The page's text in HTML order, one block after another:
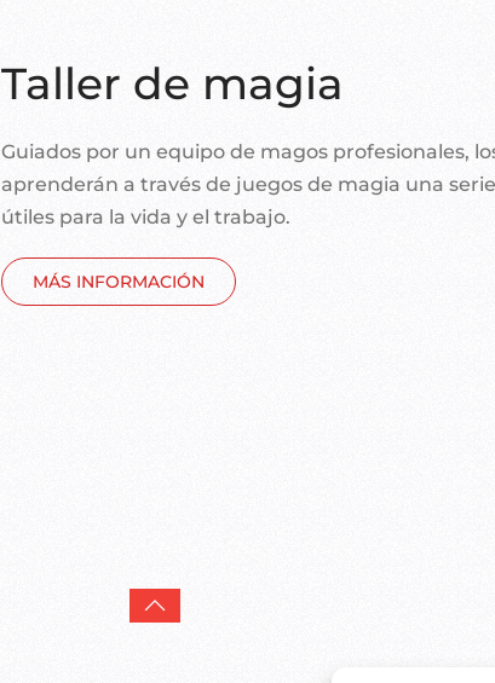
Taller de magia
Guiados por un equipo de magos profesionales,
aprenderán a través de juegos de magia una
útiles para la vida y el trabajo.
MÁS INFORMACIÓN